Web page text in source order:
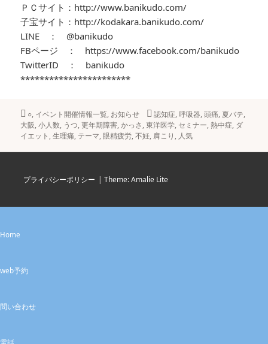
ＰＣサイト：http://www.banikudo.com/
子宝サイト：http://kodakara.banikudo.com/
LINE ： @banikudo
FBページ ： https://www.facebook.com/banikudo
TwitterID ： banikudo
***********************
カ
テ
ゴ
○, イベント開催情報一覧, お知らせ
タ
グ
認知症,呼吸器,頭痛, 夏バテ,
大阪,小人数, うつ,更年期障害,かっさ,東洋医学, セミナー,熱中症, ダ
イエット ,生理痛, テーマ,眼精疲労,不妊, 肩こり , 人気
プライバシーポリシー | Theme: Amalie Lite
Home
web予約
問い合わせ
電話